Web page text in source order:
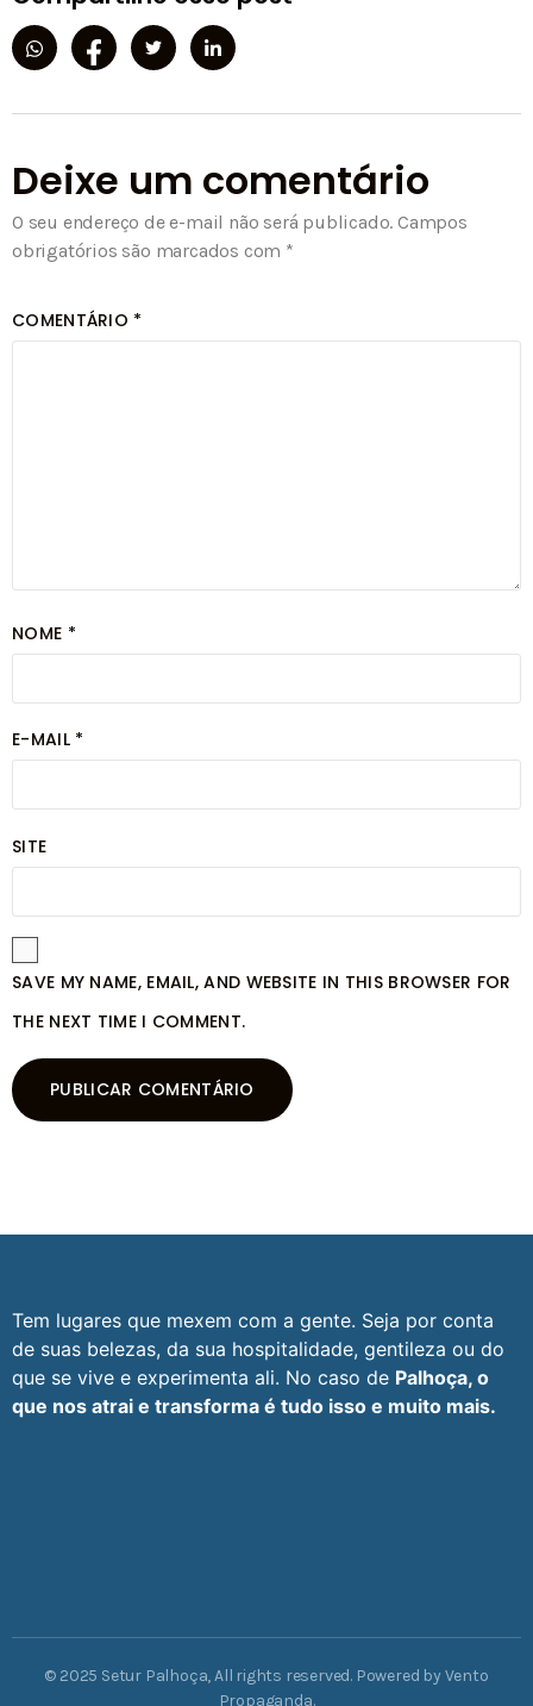
Deixe um comentário
O seu endereço de e-mail não será publicado. Campos
obrigatórios são marcados com *
COMENTÁRIO *
NOME *
E-MAIL *
SITE
SAVE MY NAME, EMAIL, AND WEBSITE IN THIS BROWSER FOR
THE NEXT TIME I COMMENT.
Tem lugares que mexem com a gente. Seja por conta
de suas belezas, da sua hospitalidade, gentileza ou do
que se vive e experimenta ali. No caso de Palhoça, o
que nos atrai e transforma é tudo isso e muito mais.
© 2025 Setur Palhoça, All rights reserved. Powered by Vento
Propaganda.